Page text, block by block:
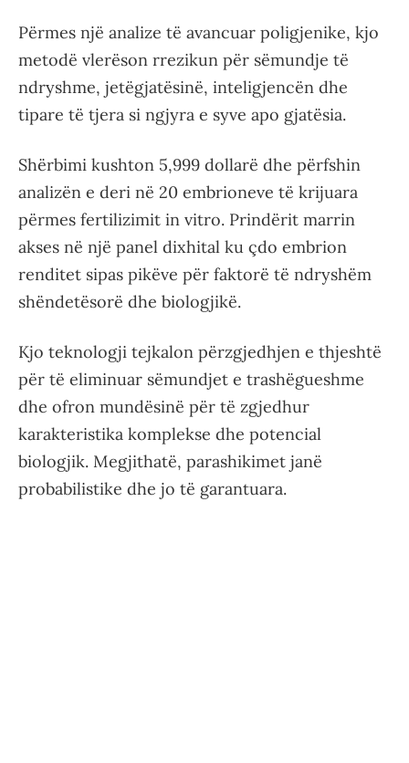
Përmes një analize të avancuar poligjenike, kjo
metodë vlerëson rrezikun për sëmundje të
ndryshme, jetëgjatësinë, inteligjencën dhe
tipare të tjera si ngjyra e syve apo gjatësia.
Shërbimi kushton 5,999 dollarë dhe përfshin
analizën e deri në 20 embrioneve të krijuara
përmes fertilizimit in vitro. Prindërit marrin
akses në një panel dixhital ku çdo embrion
renditet sipas pikëve për faktorë të ndryshëm
shëndetësorë dhe biologjikë.
Kjo teknologji tejkalon përzgjedhjen e thjeshtë
për të eliminuar sëmundjet e trashëgueshme
dhe ofron mundësinë për të zgjedhur
karakteristika komplekse dhe potencial
biologjik. Megjithatë, parashikimet janë
probabilistike dhe jo të garantuara.